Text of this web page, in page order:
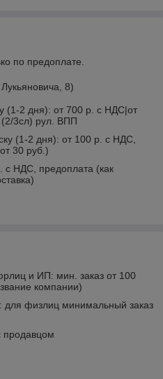
по предоплате.
8)
(1-2 дня): от 700 р. с НДС|от
3сл) рул. ВПП
(1-2 дня): от 100 р. с НДС,
30 руб.)
с НДС, предоплата (как
и ИП: мин. заказ от 100
компании)
для физлиц минимальный заказ
продавцом